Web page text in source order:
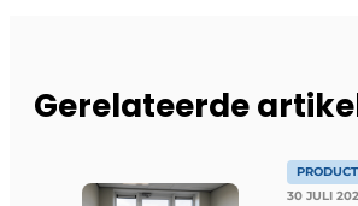
Gerelateerde
30 JULI